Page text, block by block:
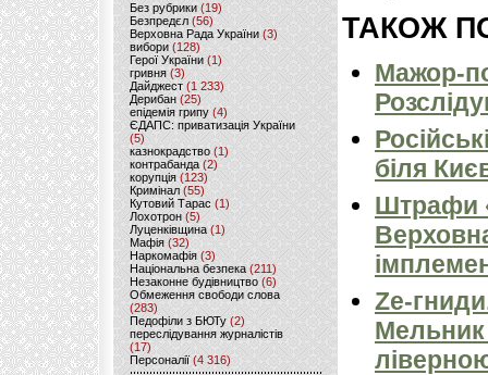
Без рубрики (19)
Безпредєл(56)
Верховна Рада України (3)
вибори(128)
Герої України(1)
гривня (3)
Дайджест (1 233)
Дерибан (25)
епідемія грипу (4)
ЄДАПС: приватизація України
(5)
казнокрадство (1)
контрабанда (2)
корупція (123)
Кримінал (55)
Кутовий Тарас (1)
Лохотрон(5)
Луценківщина (1)
Мафія (32)
Наркомафія (3)
Національна безпека (211)
Незаконне будівництво(6)
Обмеження свободи слова
(283)
Педофіли з БЮТу (2)
переслідування журналістів
(17)
Персоналії (4 316)
ТАКОЖ
Мажор-
біля
Штрафи
Ze-